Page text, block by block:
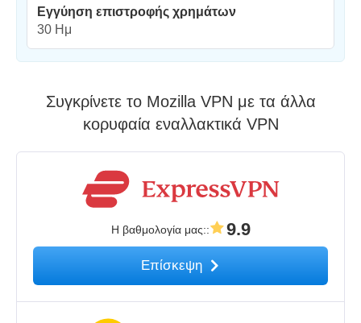
Εγγύηση επιστροφής χρημάτων
30 Ημ
Συγκρίνετε το Mozilla VPN με τα άλλα
κορυφαία εναλλακτικά VPN
Η βαθμολογία μας:: 9.9
Επίσκεψη